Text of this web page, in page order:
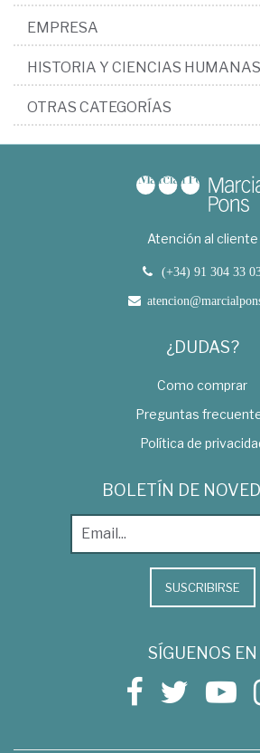
EMPRESA
HISTORIA Y CIENCIAS HUMANAS
OTRAS CATEGORÍAS
Atención al cliente
(+34) 91 304 33
¿DUDAS?
Como comprar
Preguntas
Política de
BOLETÍN DE
SUSCRIBIRSE
SÍGUENOS EN